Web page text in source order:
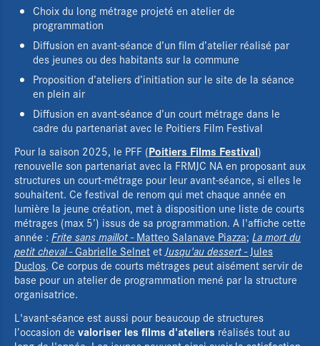
Choix du long métrage projeté en atelier de
programmation
Diffusion en avant-séance d’un film d’atelier réalisé par
des jeunes ou des habitants sur la commune
Proposition d’ateliers d’initiation sur le site de la séance
en plein air
Diffusion en avant-séance d’un court métrage dans le
cadre du partenariat avec le Poitiers Film Festival
Pour la saison 2025, le PFF (Poitiers Films Festival)
renouvelle son partenariat avec la FRMJC NA en proposant aux
structures un court-métrage pour leur avant-séance, si elles le
souhaitent. Ce festival de renom qui met chaque année en
lumière la jeune création, met à disposition une liste de courts
métrages (max 5’) issus de sa programmation. A l'affiche cette
année : Frite sans maillot- Matteo Salanave Piazza; La mort du
petit cheval- Gabrielle SelnetetJusqu'au dessert- Jules
Duclos. Ce corpus de courts métrages peut aisément servir de
base pour un atelier de programmation mené par la structure
organisatrice.
L'avant-séance est aussi pour beaucoup de structures
l’occasion de valoriser les films d'ateliers réalisés tout au